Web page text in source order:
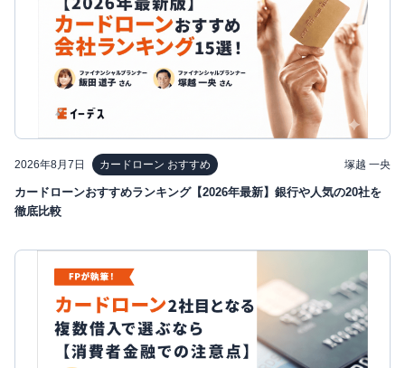
2026年8月7日 カードローン おすすめ 塚越 一央
カードローンおすすめランキング【2026年最新】銀行や人気の20社を
徹底比較